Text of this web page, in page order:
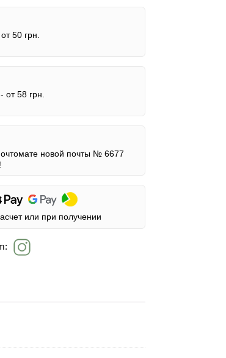
от 50 грн.
от 58 грн.
новой почты № 6677
или при получении